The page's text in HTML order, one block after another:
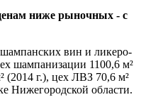
ниже рыночных - с
вин и ликеро-
шампанизации 1100,6 м²
(2014 г.), цех ЛВЗ 70,6 м²
Нижегородской области.